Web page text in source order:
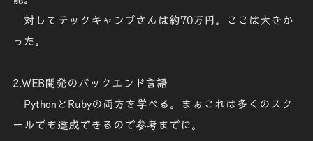
対してテックキャンプさんは約70万円。ここは大きか
った。
2.WEB開発のバックエンド言語
PythonとRubyの両方を学べる。まぁこれは多くのスク
ールでも達成できるので参考までに。